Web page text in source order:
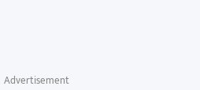
Advertisement